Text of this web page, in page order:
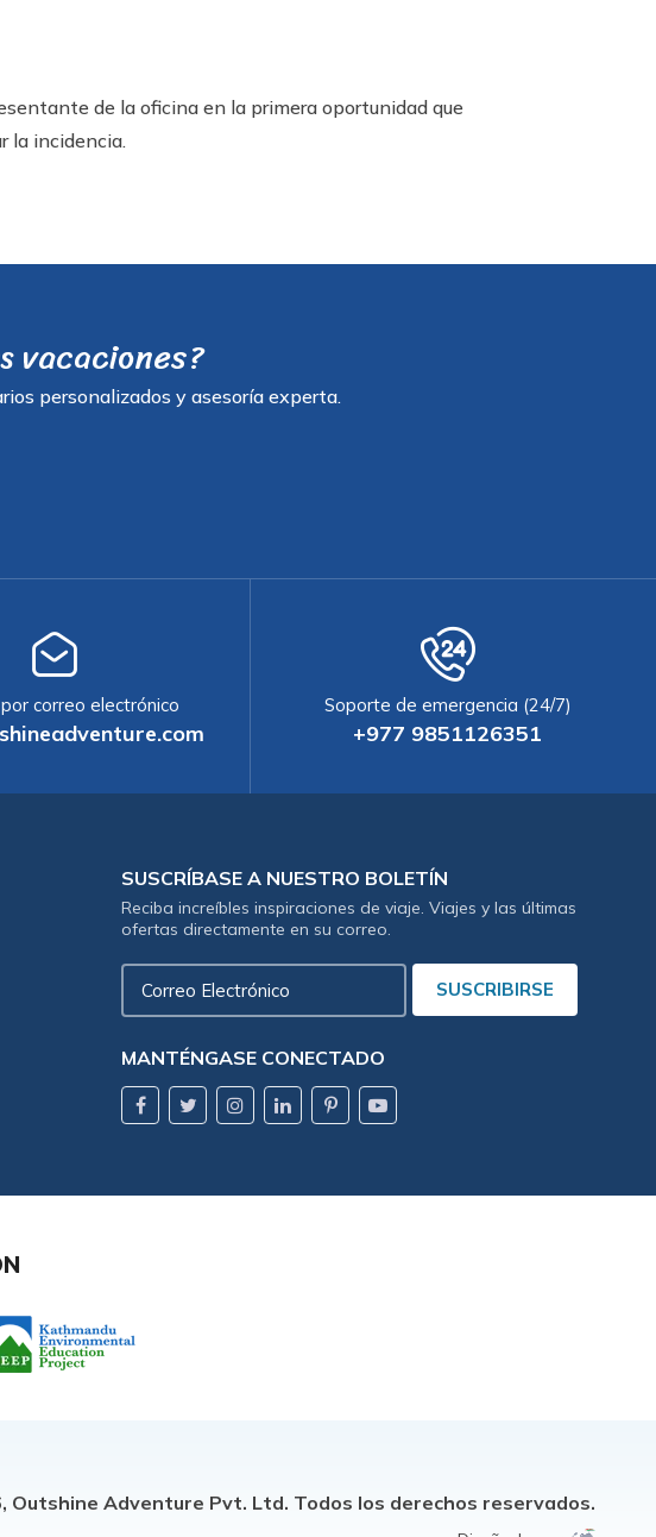
de la oficina en la primera oportunidad que
la incidencia.
vacaciones?
personalizados y asesoría experta.
correo electrónico Soporte de emergencia (24/7)
+977 9851126351
SUSCRÍBASE A NUESTRO BOLETÍN
Reciba increíbles inspiraciones de viaje. Viajes y las últimas
ofertas directamente en su correo.
Correo SUSCRIBIRSE
MANTÉNGASE CONECTADO
Outshine Adventure Pvt. Ltd. Todos los derechos reservados.